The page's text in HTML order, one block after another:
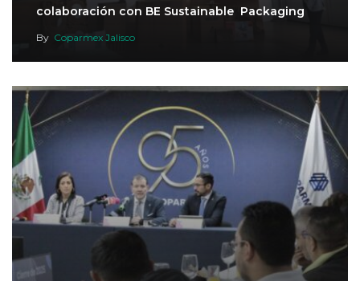
colaboración con BE Sustainable Packaging
By Coparmex Jalisco